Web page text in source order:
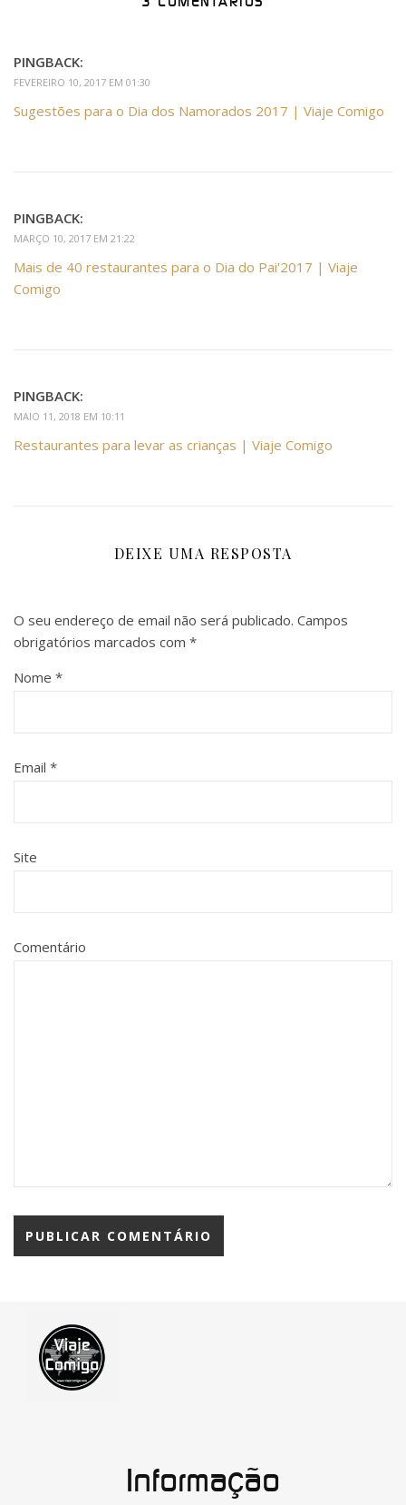
PINGBACK:
FEVEREIRO 10, 2017 EM 01:30
Sugestões para o Dia dos Namorados 2017 | Viaje Comigo
PINGBACK:
MARÇO 10, 2017 EM 21:22
Mais de 40 restaurantes para o Dia do Pai'2017 | Viaje
Comigo
PINGBACK:
MAIO 11, 2018 EM 10:11
Restaurantes para levar as crianças | Viaje Comigo
DEIXE UMA RESPOSTA
O seu endereço de email não será publicado. Campos
obrigatórios marcados com *
Nome *
Email *
Site
Comentário
Informação